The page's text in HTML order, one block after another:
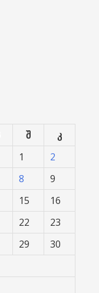
შ კ
1
2
8
9
15
16
22
23
29
30